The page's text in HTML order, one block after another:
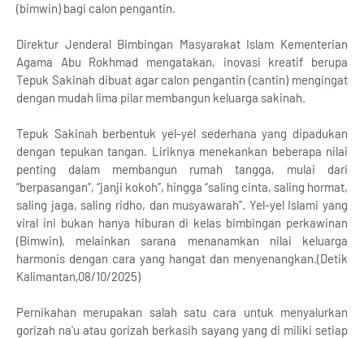
(bimwin) bagi calon pengantin.
Direktur Jenderal Bimbingan Masyarakat Islam Kementerian
Agama Abu Rokhmad mengatakan, inovasi kreatif berupa
Tepuk Sakinah dibuat agar calon pengantin (cantin) mengingat
dengan mudah lima pilar membangun keluarga sakinah.
Tepuk Sakinah berbentuk yel-yel sederhana yang dipadukan
dengan tepukan tangan. Liriknya menekankan beberapa nilai
penting dalam membangun rumah tangga, mulai dari
“berpasangan”, “janji kokoh”, hingga “saling cinta, saling hormat,
saling jaga, saling ridho, dan musyawarah”. Yel-yel Islami yang
viral ini bukan hanya hiburan di kelas bimbingan perkawinan
(Bimwin), melainkan sarana menanamkan nilai keluarga
harmonis dengan cara yang hangat dan menyenangkan.(Detik
Kalimantan,08/10/2025)
Pernikahan merupakan salah satu cara untuk menyalurkan
gorizah na'u atau gorizah berkasih sayang yang di miliki setiap